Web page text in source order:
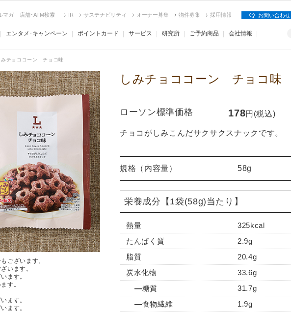
マガ 店舗･ATM検索 IR サステナビリティ オーナー募集 物件募集 採用情報 お問い合わせ
エンタメ･キャンペーン ポイントカード サービス 研究所 ご予約商品 会社情報
みチョココーン チョコ味
ございます。
います。
ます。
す。
ます。
ます。
しみチョココーン チョコ味
ローソン標準価格 178円(税込)
チョコがしみこんだサクサクスナックです。
規格（内容量） 58g
栄養成分 【1袋(58g)当たり】
熱量
325kcal
たんぱく質
2.9g
脂質
20.4g
炭水化物
33.6g
糖質
31.7g
食物繊維
1.9g